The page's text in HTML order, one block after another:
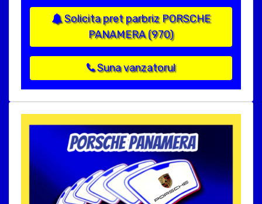
Solicita pret parbriz PORSCHE
PANAMERA (970)
Suna vanzatorul